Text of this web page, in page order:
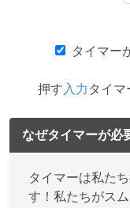
タイマー
押す 入力 タイマ
なぜタイマーが必
タイマーは私た
す！私たちがス